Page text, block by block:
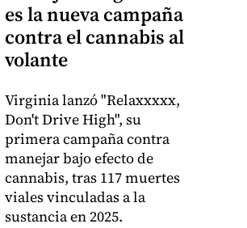
es la nueva campaña
contra el cannabis al
volante
Virginia lanzó "Relaxxxxx,
Don't Drive High", su
primera campaña contra
manejar bajo efecto de
cannabis, tras 117 muertes
viales vinculadas a la
sustancia en 2025.